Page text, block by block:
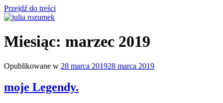
Przejdź do treści
julia rozumek
o życiu i szukaniu w nim szczęścia
Miesiąc: marzec 2019
Opublikowane w 28 marca 201928 marca 2019
moje Legendy.